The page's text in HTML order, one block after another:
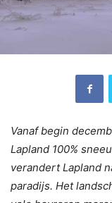
Vanaf begin
Lapland 100%
verandert Lapland
paradijs. Het